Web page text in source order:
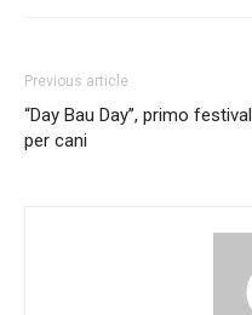
Previous article
“Day Bau Day’’, primo festival
per cani